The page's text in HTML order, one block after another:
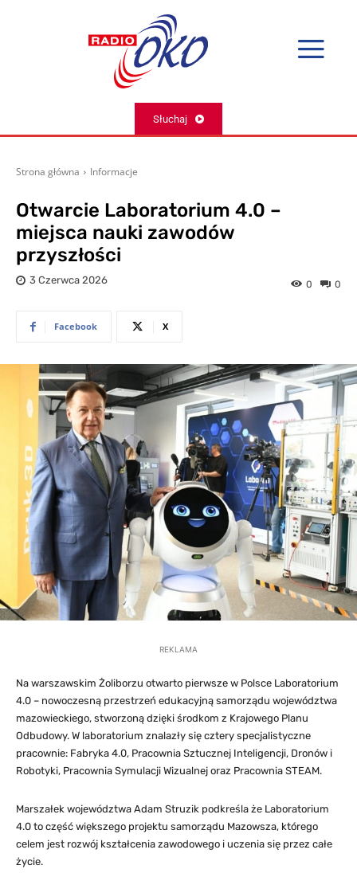
Słuchaj
Strona główna Informacje
Otwarcie Laboratorium 4.0 –
miejsca nauki zawodów
przyszłości
3 Czerwca 2026 0
0
Facebook X
REKLAMA
Na warszawskim Żoliborzu otwarto pierwsze w Polsce Laboratorium
4.0 – nowoczesną przestrzeń edukacyjną samorządu województwa
mazowieckiego, stworzoną dzięki środkom z Krajowego Planu
Odbudowy. W laboratorium znalazły się cztery specjalistyczne
pracownie: Fabryka 4.0, Pracownia Sztucznej Inteligencji, Dronów i
Robotyki, Pracownia Symulacji Wizualnej oraz Pracownia STEAM.
Marszałek województwa Adam Struzik podkreśla że Laboratorium
4.0 to część większego projektu samorządu Mazowsza, którego
celem jest rozwój kształcenia zawodowego i uczenia się przez całe
życie.